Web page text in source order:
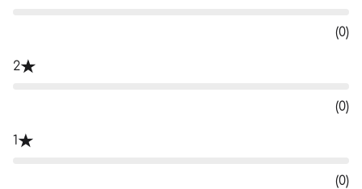
(0)
2
(0)
1
(0)